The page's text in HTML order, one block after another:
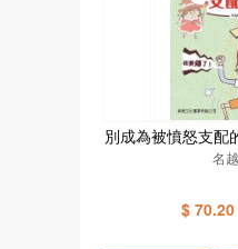
別成為被憤怒支配
名
$ 70.20